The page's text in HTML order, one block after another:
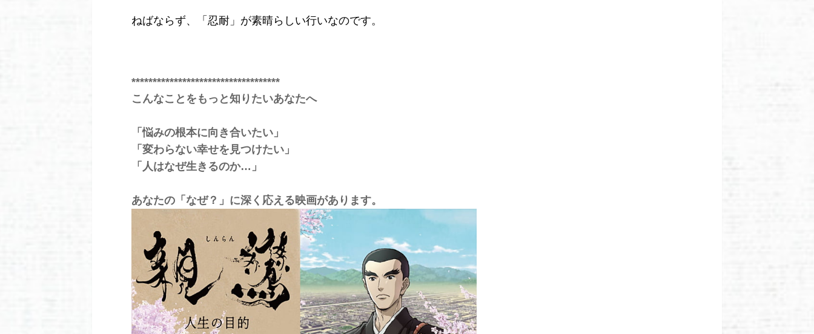
ねばならず、「忍耐」が素晴らしい行いなのです。
***********************************
こんなことをもっと知りたいあなたへ
「悩みの根本に向き合いたい」
「変わらない幸せを見つけたい」
「人はなぜ生きるのか…」
あなたの「なぜ？」に深く応える映画があります。